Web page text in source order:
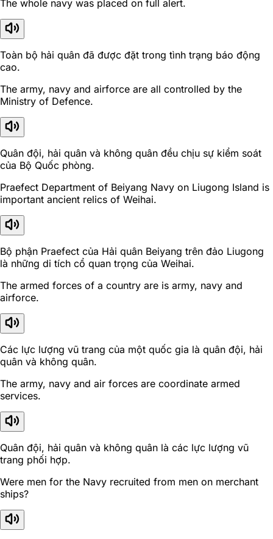
The whole navy was placed on full alert.
Toàn bộ hải quân đã được đặt trong tình trạng báo động
cao.
The army, navy and airforce are all controlled by the
Ministry of Defence.
Quân đội, hải quân và không quân đều chịu sự kiểm soát
của Bộ Quốc phòng.
Praefect Department of Beiyang Navy on Liugong Island is
important ancient relics of Weihai.
Bộ phận Praefect của Hải quân Beiyang trên đảo Liugong
là những di tích cổ quan trọng của Weihai.
The armed forces of a country are is army, navy and
airforce.
Các lực lượng vũ trang của một quốc gia là quân đội, hải
quân và không quân.
The army, navy and air forces are coordinate armed
services.
Quân đội, hải quân và không quân là các lực lượng vũ
trang phối hợp.
Were men for the Navy recruited from men on merchant
ships?